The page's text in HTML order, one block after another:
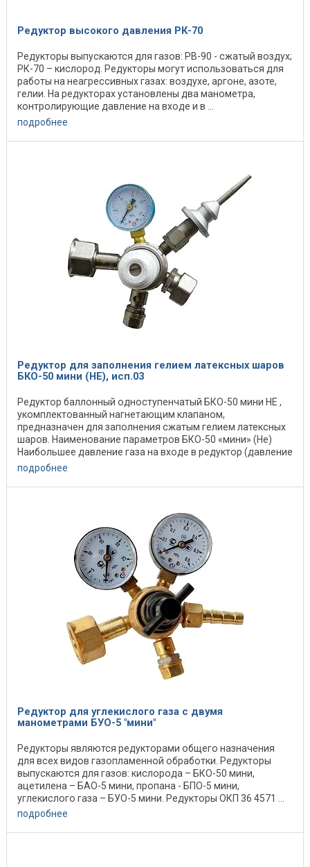
Редуктор высокого давления РК-70
Редукторы выпускаются для газов: РВ-90 - сжатый воздух;
РК-70 – кислород. Редукторы могут использоваться для
работы на неагрессивных газах: воздухе, аргоне, азоте,
гелии. На редукторах установлены два манометра,
контролирующие давление на входе и в ...
подробнее
Редуктор для заполнения гелием латексных шаров
БКО-50 мини (HE), исп.03
Редуктор баллонный одноступенчатый БКО-50 мини НЕ ,
укомплектованный нагнетающим клапаном,
предназначен для заполнения сжатым гелием латексных
шаров. Наименование параметров БКО-50 «мини» (Не)
Наибольшее давление газа на входе в редуктор (давление
в ...
подробнее
Редуктор для углекислого газа с двумя
манометрами БУО-5 "мини"
Редукторы являются редукторами общего назначения
для всех видов газопламенной обработки. Редукторы
выпускаются для газов: кислорода – БКО-50 мини,
ацетилена – БАО-5 мини, пропана - БПО-5 мини,
углекислого газа – БУО-5 мини. Редукторы ОКП 36 4571 ...
подробнее